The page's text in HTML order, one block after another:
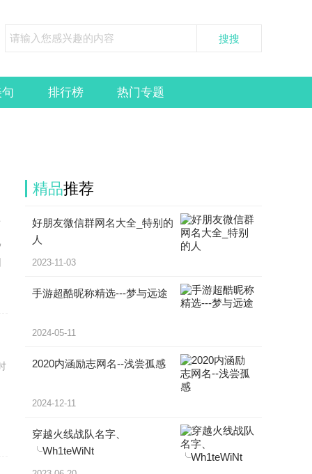
排行榜 热门专题
精品推荐
好朋友微信群网名大全_特别的
人
2023-11-03
手游超酷昵称精选---梦与远途
2024-05-11
2020内涵励志网名--浅尝孤感
2024-12-11
穿越火线战队名字、
╰Wh1teWiNt